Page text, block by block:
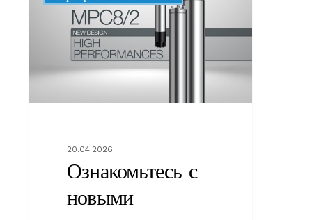
погружными
двигателями
CAPRARI
мощность,
надежность
20.04.2026
Ознакомьтесь с
новыми